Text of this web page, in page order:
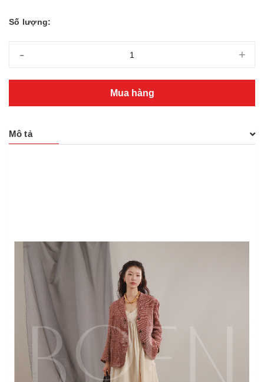
Số lượng:
- +
Mua hàng
Mô tả